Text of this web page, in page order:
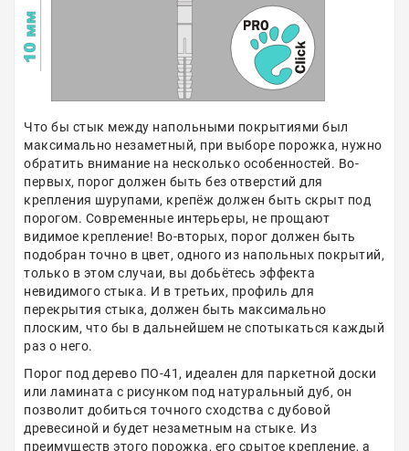
Что бы стык между напольными покрытиями был
максимально незаметный, при выборе порожка, нужно
обратить внимание на несколько особенностей. Во-
первых, порог должен быть без отверстий для
крепления шурупами, крепёж должен быть скрыт под
порогом. Современные интерьеры, не прощают
видимое крепление! Во-вторых, порог должен быть
подобран точно в цвет, одного из напольных покрытий,
только в этом случаи, вы добьётесь эффекта
невидимого стыка. И в третьих, профиль для
перекрытия стыка, должен быть максимально
плоским, что бы в дальнейшем не спотыкаться каждый
раз о него.
Порог под дерево ПО-41, идеален для паркетной доски
или ламината с рисунком под натуральный дуб, он
позволит добиться точного сходства с дубовой
древесиной и будет незаметным на стыке. Из
преимуществ этого порожка, его срытое крепление, а